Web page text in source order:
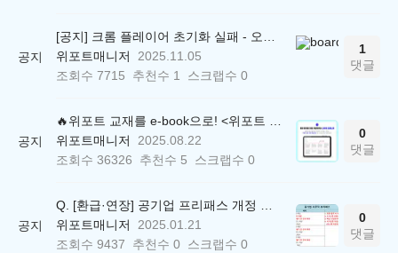
공지
[공지] 크롬 플레이어 초기화 실패 - 오류 조치 방법 안내 (Chrome 142 버전, Edge)
위포트매니저
2025.11.05
조회수 7715 추천수 1 스크랩수 0
1
댓글
공지
🔥위포트 교재를 e-book으로! <위포트 스마트학습실>
위포트매니저
2025.08.22
조회수 36326 추천수 5 스크랩수 0
0
댓글
공지
Q. [환급·연장] 공기업 프리패스 개정 안내 (25.01.21 18:00~)
위포트매니저
2025.01.21
조회수 9437 추천수 0 스크랩수 0
0
댓글